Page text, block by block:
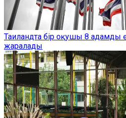
Таиландта бір оқушы 8 адамды
жаралады